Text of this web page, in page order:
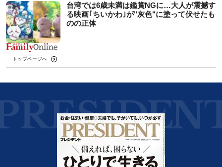
台湾では6歳未満は鑑賞NGに…大人が震撼す
る映画｢ちいかわ｣が"灰色"に塗って伏せたも
のの正体
トップページへ